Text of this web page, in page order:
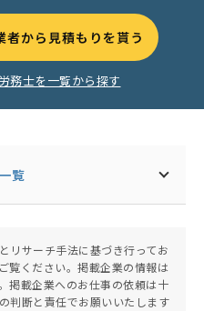
者から見積もりを貰う
務士を一覧から探す
覧
リサーチ手法に基づき行ってお
覧ください。掲載企業の情報は
掲載企業へのお仕事の依頼は十
判断と責任でお願いいたします